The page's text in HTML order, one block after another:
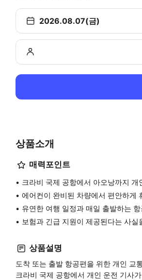
2026.08.07(금)
상품소개
매력포인트
크라비 국제 공항에서 아오낭까지 개
에어컨이 완비된 차량에서 편안하게
유연한 여행 일정과 매일 출발하는
보험과 긴급 지원이 제공된다는 사실
상품설명
도착 또는 출발 항공편을 위한 개인 교
크라비 국제 공항에서 개인 운전 기사